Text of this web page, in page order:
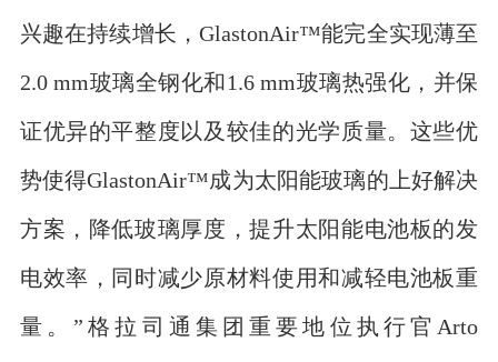
兴趣在持续增长，GlastonAir™能完全实现薄至
2.0 mm玻璃全钢化和1.6 mm玻璃热强化，并保
证优异的平整度以及较佳的光学质量。这些优
势使得GlastonAir™成为太阳能玻璃的上好解决
方案，降低玻璃厚度，提升太阳能电池板的发
电效率，同时减少原材料使用和减轻电池板重
量。”格拉司通集团重要地位执行官Arto